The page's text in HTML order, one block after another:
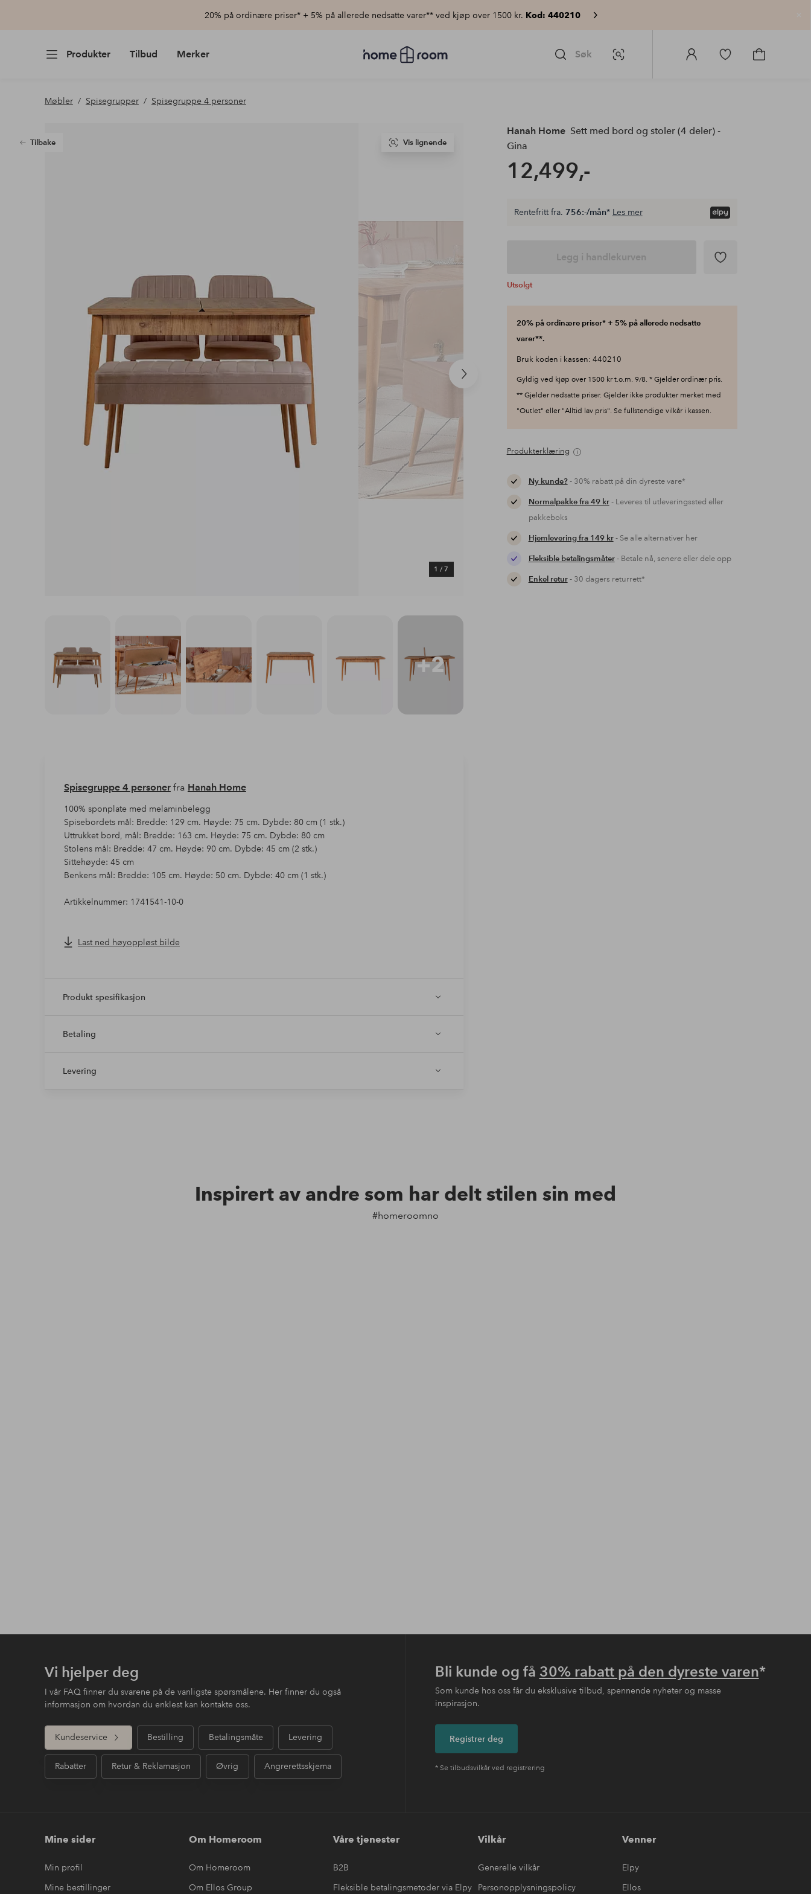
20% på ordinære priser* + 5% på allerede nedsatte varer** ved kjøp over 1500 kr. Kod: 440210
Produkter Tilbud Merker
Homeroom
–
Søk Bildesøk
Logg
Gå
Gå
Møbler Spisegrupper Spisegruppe 4 personer
Tilbake
Neste
produkt
1 / 7
Vis lignende
Hanah Home Sett med bord og stoler (4 deler) -
Gina
12,499,-
Rentefritt fra. 756:-/mån* Les mer
Legg i handlekurven
Utsolgt
20% på ordinære priser* + 5% på allerede nedsatte
varer**.
Bruk koden i kassen: 440210
Gyldig ved kjøp over 1500 kr t.o.m. 9/8. * Gjelder ordinær pris.
** Gjelder nedsatte priser. Gjelder ikke produkter merket med
"Outlet" eller "Alltid lav pris". Se fullstendige vilkår i kassen.
Produkterklæring
Ny kunde?- 30% rabatt på din dyreste vare*
Normalpakke fra 49 kr- Leveres til utleveringssted eller
pakkeboks
Hjemlevering fra 149 kr- Se alle alternativer her
Fleksible betalingsmåter- Betale nå, senere eller dele opp
Enkel retur- 30 dagers returrett*
+2
Spisegruppe 4 personerfra Hanah Home
100% sponplate med melaminbelegg
Spisebordets mål: Bredde: 129 cm. Høyde: 75 cm. Dybde: 80 cm (1 stk.)
Uttrukket bord, mål: Bredde: 163 cm. Høyde: 75 cm. Dybde: 80 cm
Stolens mål: Bredde: 47 cm. Høyde: 90 cm. Dybde: 45 cm (2 stk.)
Sittehøyde: 45 cm
Benkens mål: Bredde: 105 cm. Høyde: 50 cm. Dybde: 40 cm (1 stk.)
Artikkelnummer: 1741541-10-0
Last ned høyoppløst bilde
Produkt spesifikasjon
Betaling
Levering
Inspirert av andre som har delt stilen sin med
#homeroomno
Vi hjelper deg
I vår FAQ finner du svarene på de vanligste spørsmålene. Her finner du også
informasjon om hvordan du enklest kan kontakte oss.
Kundeservice Bestilling Betalingsmåte Levering
Rabatter Retur & Reklamasjon Øvrig Angrerettsskjema
Bli kunde og få 30% rabatt på den dyreste varen*
Som kunde hos oss får du eksklusive tilbud, spennende nyheter og masse
inspirasjon.
Registrer deg
* Se tilbudsvilkår ved registrering
Mine sider
Min profil
Mine bestillinger
Om Homeroom
Om Homeroom
Om Ellos Group
Våre tjenester
B2B
Fleksible betalingsmetoder via Elpy
Vilkår
Generelle vilkår
Personopplysningspolicy
Venner
Elpy
Ellos